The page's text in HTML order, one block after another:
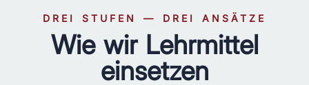
DREI STUFEN — DREI ANSÄTZE
Wie wir Lehrmittel
einsetzen